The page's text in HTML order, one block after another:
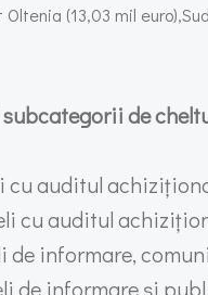
Oltenia (13,03 mil
de
cu auditul
cu auditul
de informare,
de informare și